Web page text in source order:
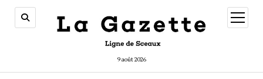
9 août 2026
ouvrir
menu